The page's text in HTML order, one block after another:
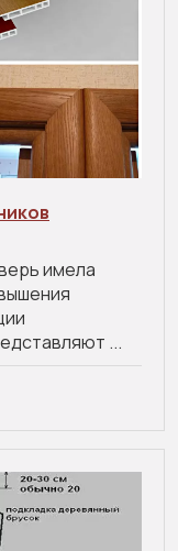
имела
...